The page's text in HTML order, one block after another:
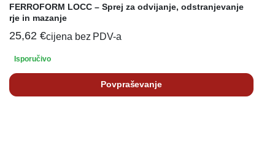
FERROFORM LOCC – Sprej za odvijanje, odstranjevanje
rje in mazanje
25,62 €cijena bez PDV-a
Isporučivo
Povpraševanje